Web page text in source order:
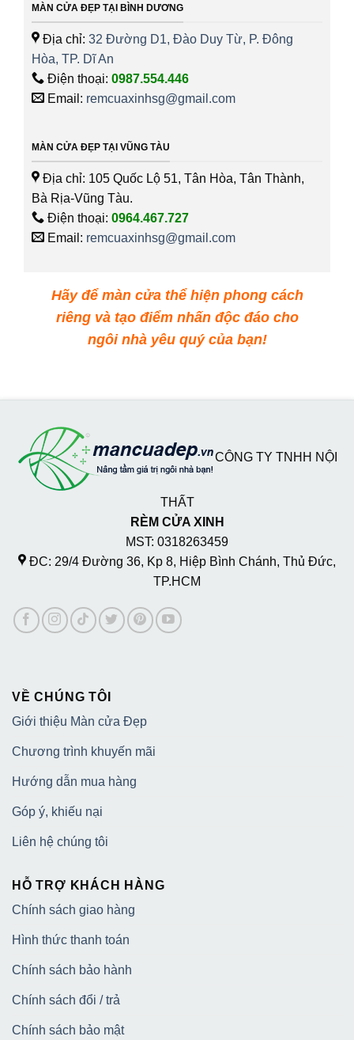
MÀN CỬA ĐẸP TẠI BÌNH DƯƠNG
Địa chỉ: 32 Đường D1, Đào Duy Từ, P. Đông
Hòa, TP. Dĩ An
Điện thoại: 0987.554.446
Email: remcuaxinhsg@gmail.com
MÀN CỬA ĐẸP TẠI VŨNG TÀU
Địa chỉ: 105 Quốc Lộ 51, Tân Hòa, Tân Thành,
Bà Rịa-Vũng Tàu.
Điện thoại: 0964.467.727
Email: remcuaxinhsg@gmail.com
Hãy để màn cửa thể hiện phong cách
riêng và tạo điểm nhấn độc đáo cho
ngôi nhà yêu quý của bạn!
CÔNG TY TNHH NỘI
THẤT
RÈM CỬA XINH
MST: 0318263459
ĐC: 29/4 Đường 36, Kp 8, Hiệp Bình Chánh, Thủ Đức,
TP.HCM
VỀ CHÚNG TÔI
Giới thiệu Màn cửa Đẹp
Chương trình khuyến mãi
Hướng dẫn mua hàng
Góp ý, khiếu nại
Liên hệ chúng tôi
HỖ TRỢ KHÁCH HÀNG
Chính sách giao hàng
Hình thức thanh toán
Chính sách bảo hành
Chính sách đổi / trả
Chính sách bảo mật